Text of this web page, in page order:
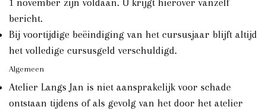
1 november zijn voldaan. U krijgt hierover vanzelf
bericht.
Bij voortijdige beëindiging van het cursusjaar blijft altijd
het volledige cursusgeld verschuldigd.
Algemeen
Atelier Langs Jan is niet aansprakelijk voor schade
ontstaan tijdens of als gevolg van het door het atelier